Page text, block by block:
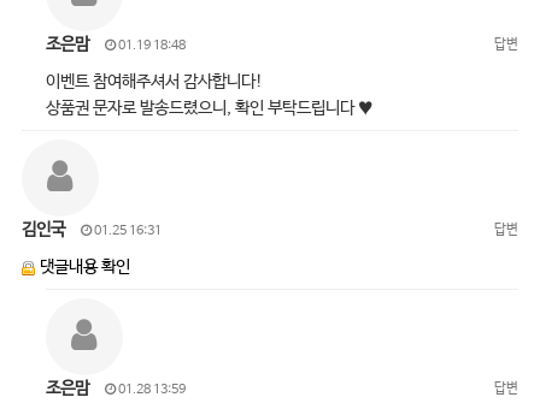
조은맘 01.19 18:48 답변
이벤트 참여해주셔서 감사합니다!
상품권 문자로 발송드렸으니, 확인 부탁드립니다 ♥
김인국 01.25 16:31 답변
댓글내용 확인
조은맘 01.28 13:59 답변